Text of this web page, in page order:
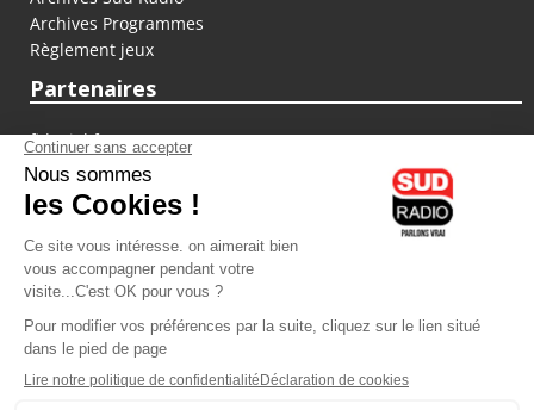
Archives Programmes
Règlement jeux
Partenaires
fiducial.fr
lyoncapitale.fr
olympique-et-lyonnais.com
L'application Iphone / Android
Téléchargez l'application
Les cookies